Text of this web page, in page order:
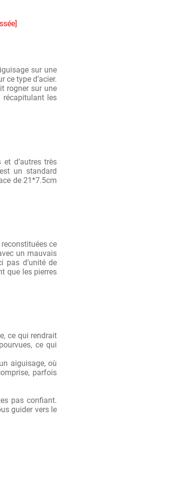
sur une
ce type d’acier.
rogner sur une
les
d’autres très
un standard
de 21*7.5cm
ce
un mauvais
pas d’unité de
que les pierres
ce qui rendrait
ce qui
aiguisage, où
parfois
pas confiant.
guider vers le